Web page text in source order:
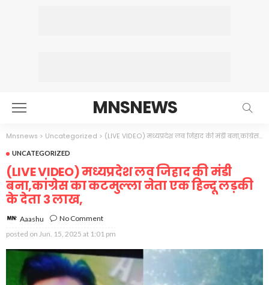
MNSNEWS
Mnsnews > Uncategorized > (LIVE VIDEO) मध्यप्रदेश लव जिहाद की मंडी बना,कांग्रेस का कटमुल्ला नेता एक हिन्दू लड़की के देता 3 लाख,
UNCATEGORIZED
(LIVE VIDEO) मध्यप्रदेश लव जिहाद की मंडी
बना,कांग्रेस का कटमुल्ला नेता एक हिन्दू लड़की
के देता 3 लाख,
Aaashu
No Comment
posted on Jun. 15, 2025 at 1:01 pm